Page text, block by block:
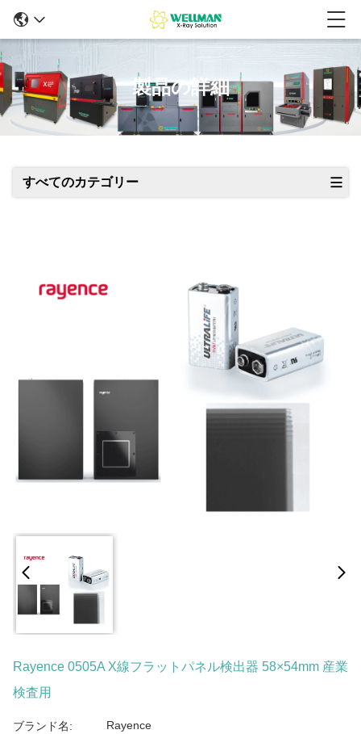
製品の詳細
すべてのカテゴリー
Rayence 0505A X線フラットパネル検出器 58×54mm 産業
検査用
ブランド名: Rayence